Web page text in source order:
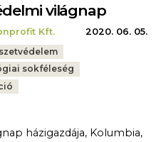
világnap
Kft.
2020. 06. 05.
sokféleség
házigazdája, Kolumbia,